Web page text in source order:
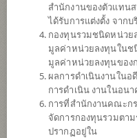
กองทุนเปิดไทย
สำนักงานของตัวแทน
ได้รับการแต่งตั้ง จาก
กองทุนรวมชนิดหน่วย
มูลค่าหน่วยลงทุนในช
มูลค่าหน่วยลงทุนขอ
ผลการดำเนินงานใน
การดำเนิน งานในอน
การที่สำนักงานคณะก
จัดการกองทุนรวมตา
ปรากฏอยู่ใน